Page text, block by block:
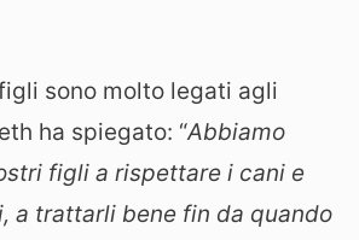
sono molto legati agli
ha spiegato: “Abbiamo
figli a rispettare i cani e
a trattarli bene fin da quando